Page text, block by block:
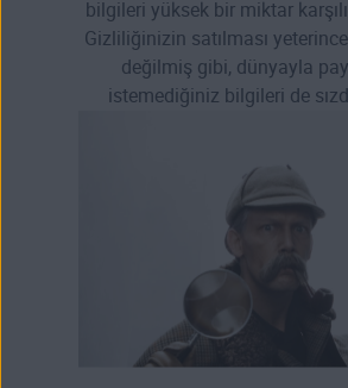
bilgileri yüksek bir miktar
Gizliliğinizin satılması
değilmiş gibi, dünyayla
istemediğiniz bilgileri de